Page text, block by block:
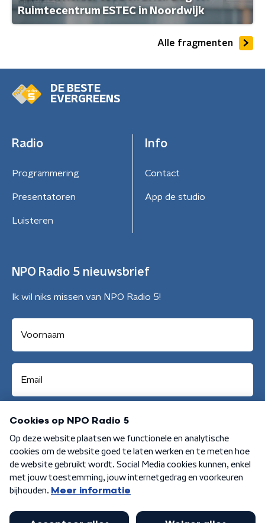
Ruimtecentrum ESTEC in Noordwijk
Alle fragmenten
DE BESTE
EVERGREENS
Radio
Programmering
Presentatoren
Luisteren
Info
Contact
App de studio
NPO Radio 5 nieuwsbrief
Ik wil niks missen van NPO Radio 5!
Aanmelden
Algemene voorwaarden Privacybeleid